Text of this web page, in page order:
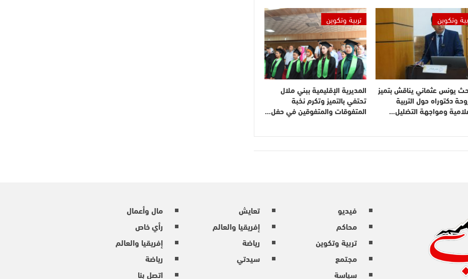
وتكوين
يونس عثماني يناقش بتميز
دكتوراه حول التربية
ومواجهة التضليل…
تربية وتكوين
المديرية الإقليمية ببني ملال
تحتفي بالتميز وتكرم نخبة
المتفوقات والمتفوقين في حفل…
فيديو
محاكم
تربية وتكوين
مجتمع
سياسة
تعايش
إفريقيا والعالم
رياضة
سيدتي
مال وأعمال
رأي خاص
إفريقيا والعالم
رياضة
اتصل بنا